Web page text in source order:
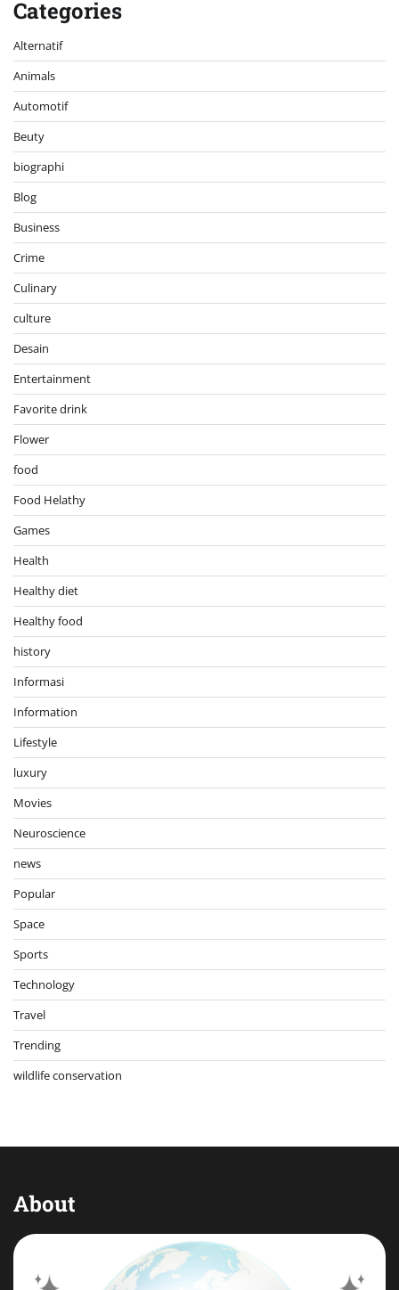
Categories
Alternatif
Animals
Automotif
Beuty
biographi
Blog
Business
Crime
Culinary
culture
Desain
Entertainment
Favorite drink
Flower
food
Food Helathy
Games
Health
Healthy diet
Healthy food
history
Informasi
Information
Lifestyle
luxury
Movies
Neuroscience
news
Popular
Space
Sports
Technology
Travel
Trending
wildlife conservation
About